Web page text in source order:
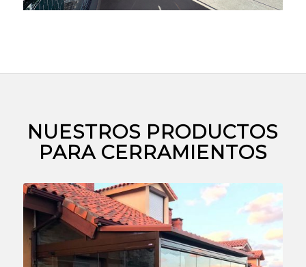
NUESTROS PRODUCTOS
PARA CERRAMIENTOS